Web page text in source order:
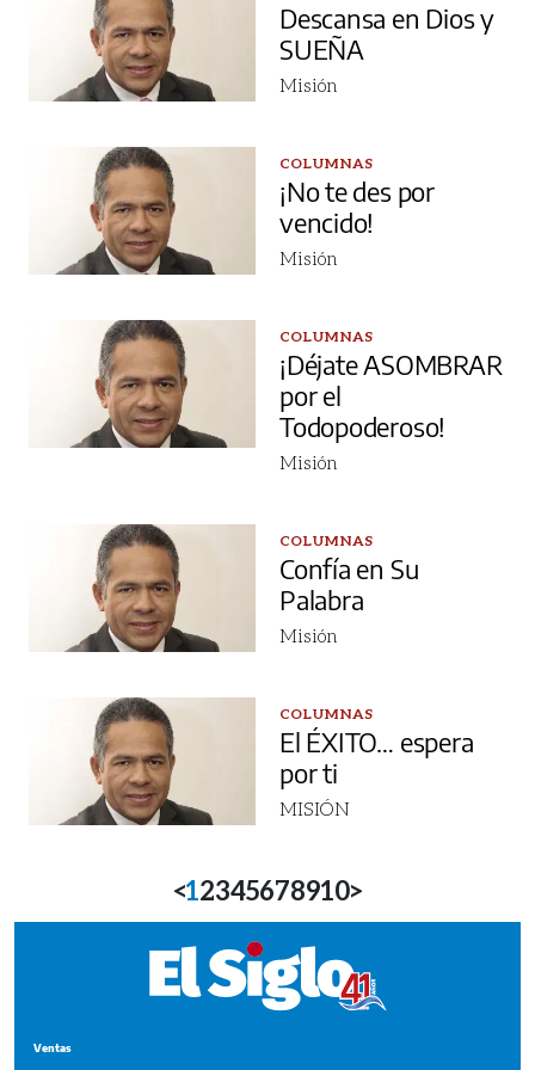
Descansa en Dios y
SUEÑA
Misión
COLUMNAS
¡No te des por
vencido!
Misión
COLUMNAS
¡Déjate ASOMBRAR
por el
Todopoderoso!
Misión
COLUMNAS
Confía en Su
Palabra
Misión
COLUMNAS
El ÉXITO… espera
por ti
MISIÓN
<12345678910>
Ventas